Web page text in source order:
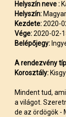
Helyszín neve :
Helyszín:
Kezdete:2020-
Vége:2020-02-
Belépőjegy:
A rendezvény
Korosztály:
Mindent tud,
a világot.
de az ördögök -